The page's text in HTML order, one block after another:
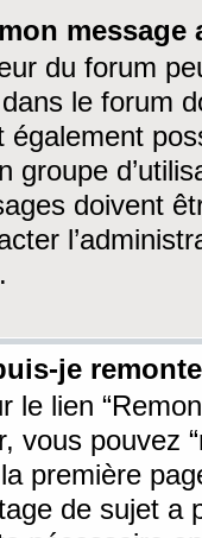
message
du forum
le forum
également
groupe
doivent
je
le lien
vous pouvez
première
de sujet a